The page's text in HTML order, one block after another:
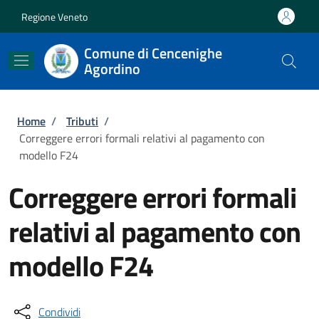
Regione Veneto
Comune di Cencenighe
Agordino
Briciole di pane
Home / Tributi /
Correggere errori formali relativi al pagamento con
modello F24
Correggere errori formali
relativi al pagamento con
modello F24
Condividi